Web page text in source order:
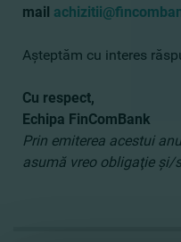
mail
Aşteptăm cu interes
Cu respect,
Echipa FinComBank
Prin emiterea acestui
asumă vreo obligaţie şi/